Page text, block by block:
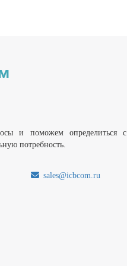
и поможем определиться с
потребность.
sales@icbcom.ru